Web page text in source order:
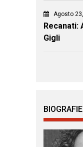
Agosto
Recanati:
Gigli
BIOGRAFIE